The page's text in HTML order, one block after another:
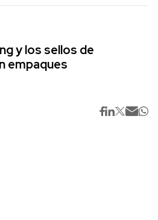
y los sellos de
empaques